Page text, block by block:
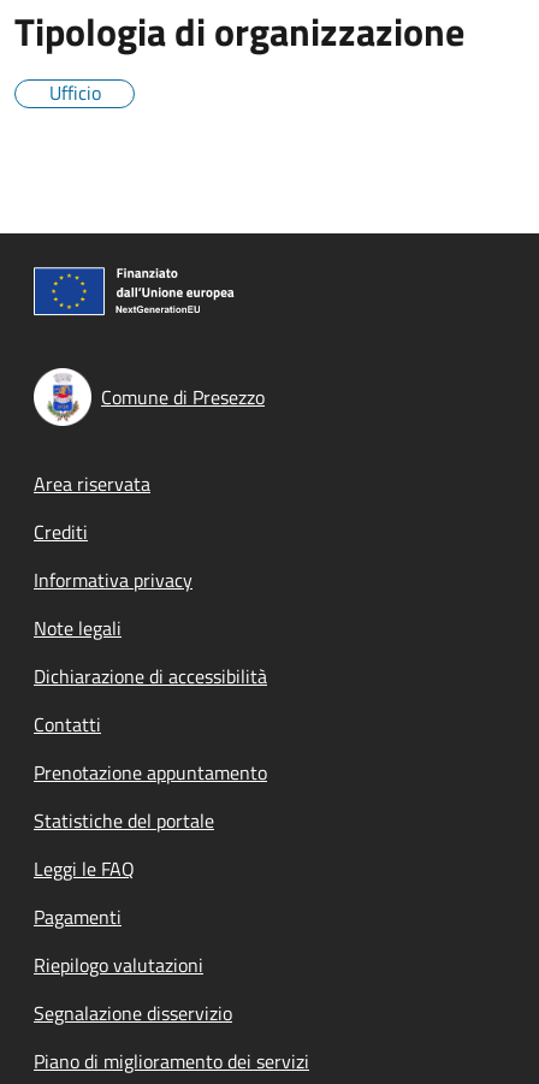
Tipologia di organizzazione
Ufficio
Comune di Presezzo
Footer menu
Area riservata
Crediti
Informativa privacy
Note legali
Dichiarazione di accessibilità
Contatti
Prenotazione appuntamento
Statistiche del portale
Leggi le FAQ
Pagamenti
Riepilogo valutazioni
Segnalazione disservizio
Piano di miglioramento dei servizi